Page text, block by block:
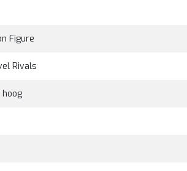
Figure
Rivals
hoog